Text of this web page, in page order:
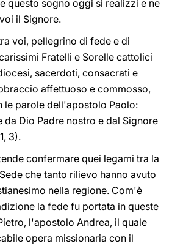
questo sogno oggi si realizzi e ne
il Signore.
voi, pellegrino di fede e di
Fratelli e Sorelle cattolici
sacerdoti, consacrati e
affettuoso e commosso,
le parole dell'apostolo Paolo:
da Dio Padre nostro e dal Signore
3).
confermare quei legami tra la
che tanto rilievo hanno avuto
nella regione. Com'è
la fede fu portata in queste
l'apostolo Andrea, il quale
opera missionaria con il